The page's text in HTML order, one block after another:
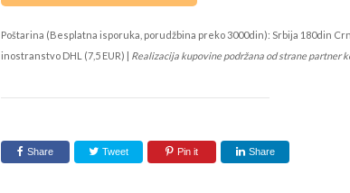
Poštarina (Besplatna isporuka, porudžbina preko 3000din): Srbija 180din
inostranstvo DHL (7,5 EUR) | Realizacija kupovine podržana od strane partner
Share Tweet Pin it Share